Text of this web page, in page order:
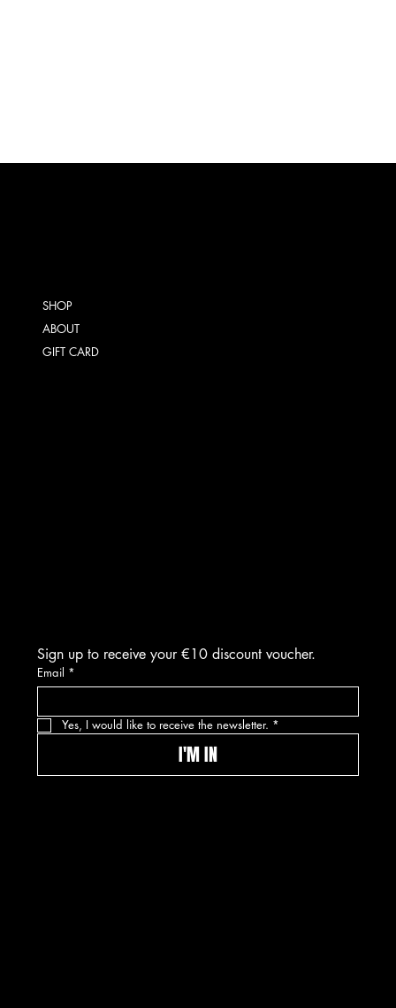
SHOP
ABOUT
GIFT CARD
Sign up to receive your €10 discount voucher.
Email *
Yes, I would like to receive the newsletter. *
I'M IN